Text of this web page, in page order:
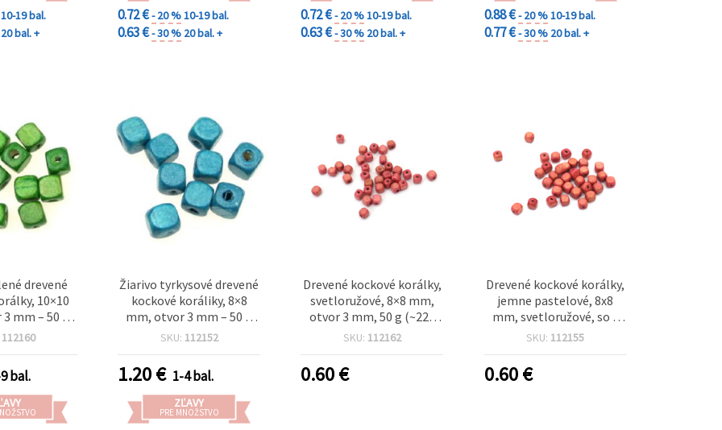
10-19 bal.
20 bal. +
0.72 €- 20 %10-19 bal.
0.63 €- 30 % 20 bal. +
0.72 €- 20 %10-19 bal.
0.63 €- 30 % 20 bal. +
0.88 €- 20 %10-19 bal.
0.77 €- 30 % 20 bal. +
drevené
10×10
mm – 50 g
šperky a DIY
112160
bal.
Žiarivo tyrkysové drevené
kockové koráliky, 8×8
mm, otvor 3 mm – 50 g
(~150 ks) na výrobu
SKU: 112152
1.20€ 1-4 bal.
ZĽAVY
PRE MNOŽSTVO
Drevené kockové korálky,
svetloružové, 8×8 mm,
otvor 3 mm, 50 g (~220
ks)
SKU: 112162
0.60€
Drevené kockové korálky,
jemne pastelové, 8x8
mm, svetloružové, so 3
mm otvorom – 50 g (~220
SKU: 112155
0.60€